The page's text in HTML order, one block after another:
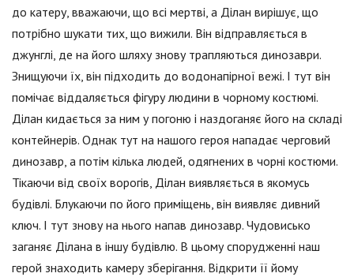
до катеру, вважаючи, що всі мертві, а Ділан вирішує, що
потрібно шукати тих, що вижили. Він відправляється в
джунглі, де на його шляху знову трапляються динозаври.
Знищуючи їх, він підходить до водонапірної вежі. І тут він
помічає віддаляється фігуру людини в чорному костюмі.
Ділан кидається за ним у погоню і наздоганяє його на складі
контейнерів. Однак тут на нашого героя нападає черговий
динозавр, а потім кілька людей, одягнених в чорні костюми.
Тікаючи від своїх ворогів, Ділан виявляється в якомусь
будівлі. Блукаючи по його приміщень, він виявляє дивний
ключ. І тут знову на нього напав динозавр. Чудовисько
заганяє Ділана в іншу будівлю. В цьому спорудженні наш
герой знаходить камеру зберігання. Відкрити її йому